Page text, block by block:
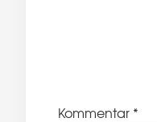
Kommentar *